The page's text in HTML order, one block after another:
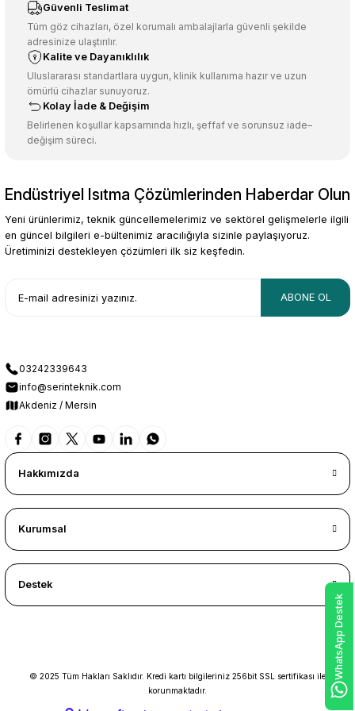
Ürün resmi kalitesiz, bozuk veya görüntülenemiyor.
Ürün açıklamasında eksik bilgiler bulunuyor.
Ürün bilgilerinde hatalar bulunuyor.
Ürün fiyatı diğer sitelerden daha pahalı.
Bu ürüne benzer farklı alternatifler olmalı.
Gönder
Güvenli Teslimat
Tüm göz cihazları, özel korumalı ambalajlarla güvenli şekilde
adresinize ulaştırılır.
Kalite ve Dayanıklılık
Uluslararası standartlara uygun, klinik kullanıma hazır ve uzun
ömürlü cihazlar sunuyoruz.
Kolay İade & Değişim
Belirlenen koşullar kapsamında hızlı, şeffaf ve sorunsuz iade–
değişim süreci.
Endüstriyel Isıtma Çözümlerinden Haberdar Olun
Yeni ürünlerimiz, teknik güncellemelerimiz ve sektörel gelişmelerle ilgili
en güncel bilgileri e-bültenimiz aracılığıyla sizinle paylaşıyoruz.
Üretiminizi destekleyen çözümleri ilk siz keşfedin.
ABONE OL
03242339643
info@serinteknik.com
Akdeniz / Mersin
Hakkımızda
Kurumsal
Destek
© 2025 Tüm Hakları Saklıdır. Kredi kartı bilgileriniz 256bit SSL sertifikası ile
korunmaktadır.
WhatsApp Destek